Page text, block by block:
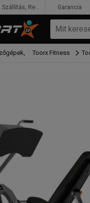
Toorx Fitness
Szállítás, Rendelés, Fizetés Garancia